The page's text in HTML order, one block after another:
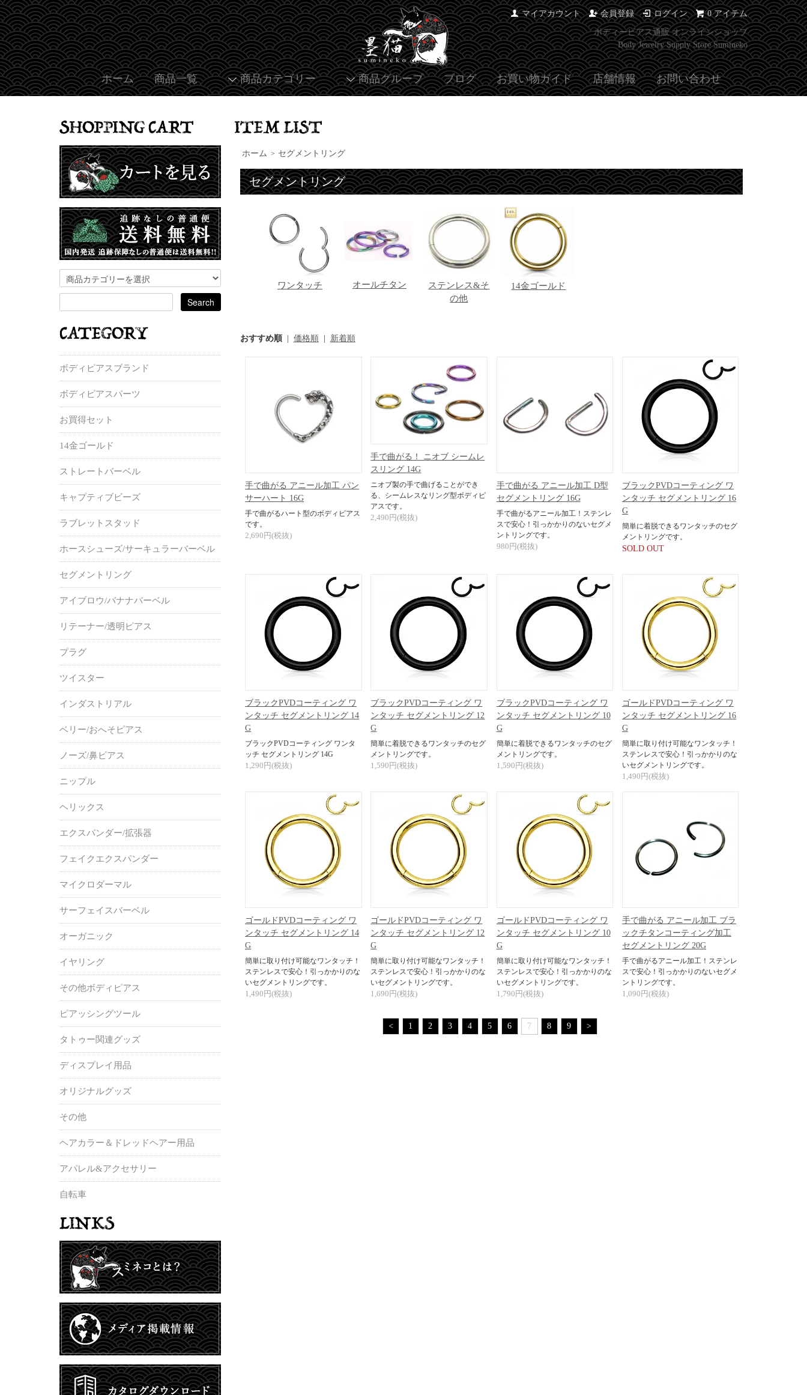
マイアカウント 会員登録 ログイン 0 アイテム
ボディーピアス通販 オンラインショップ
Body Jewelry Supply Store Sumineko
ホーム 商品一覧 商品カテゴリー 商品グループ ブログ お買い物ガイド 店舗情報 お問い合わせ
ホーム > セグメントリング
セグメントリング
ワンタッチ オールチタン
ステンレス&そ
の他
14金ゴールド
おすすめ順| 価格順| 新着順
手で曲がる アニール加工 パン
サーハート 16G
手で曲がるハート型のボディピアス
です。
2,690円(税抜)
手で曲がる！ ニオブ シームレ
スリング 14G
ニオブ製の手で曲げることができ
る、シームレスなリング型ボディピ
アスです。
2,490円(税抜)
手で曲がる アニール加工 D型
セグメントリング 16G
手で曲がるアニール加工！ステンレ
スで安心！引っかかりのないセグメ
ントリングです。
980円(税抜)
ブラックPVDコーティング ワ
ンタッチ セグメントリング 16
G
簡単に着脱できるワンタッチのセグ
メントリングです。
SOLD OUT
ブラックPVDコーティング ワ
ンタッチ セグメントリング 14
G
ブラックPVDコーティング ワンタ
ッチ セグメントリング 14G
1,290円(税抜)
ブラックPVDコーティング ワ
ンタッチ セグメントリング 12
G
簡単に着脱できるワンタッチのセグ
メントリングです。
1,590円(税抜)
ブラックPVDコーティング ワ
ンタッチ セグメントリング 10
G
簡単に着脱できるワンタッチのセグ
メントリングです。
1,590円(税抜)
ゴールドPVDコーティング ワ
ンタッチ セグメントリング 16
G
簡単に取り付け可能なワンタッチ！
ステンレスで安心！引っかかりのな
いセグメントリングです。
1,490円(税抜)
ゴールドPVDコーティング ワ
ンタッチ セグメントリング 14
G
簡単に取り付け可能なワンタッチ！
ステンレスで安心！引っかかりのな
いセグメントリングです。
1,490円(税抜)
ゴールドPVDコーティング ワ
ンタッチ セグメントリング 12
G
簡単に取り付け可能なワンタッチ！
ステンレスで安心！引っかかりのな
いセグメントリングです。
1,690円(税抜)
ゴールドPVDコーティング ワ
ンタッチ セグメントリング 10
G
簡単に取り付け可能なワンタッチ！
ステンレスで安心！引っかかりのな
いセグメントリングです。
1,790円(税抜)
手で曲がる アニール加工 ブラ
ックチタンコーティング加工
セグメントリング 20G
手で曲がるアニール加工！ステンレ
スで安心！引っかかりのないセグメ
ントリングです。
1,090円(税抜)
< 1 2 3 4 5 6 7 8 9 >
ボディピアスブランド
ボディピアスパーツ
お買得セット
14金ゴールド
ストレートバーベル
キャプティブビーズ
ラブレットスタッド
ホースシューズ/サーキュラーバーベル
セグメントリング
アイブロウ/バナナバーベル
リテーナー/透明ピアス
プラグ
ツイスター
インダストリアル
ベリー/おへそピアス
ノーズ/鼻ピアス
ニップル
ヘリックス
エクスパンダー/拡張器
フェイクエクスパンダー
マイクロダーマル
サーフェイスバーベル
オーガニック
イヤリング
その他ボディピアス
ピアッシングツール
タトゥー関連グッズ
ディスプレイ用品
オリジナルグッズ
その他
ヘアカラー＆ドレッドヘアー用品
アパレル&アクセサリー
自転車